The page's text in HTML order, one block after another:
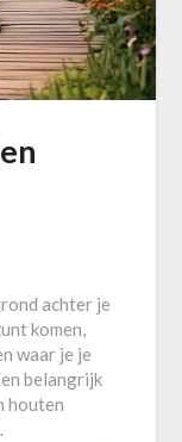
achter je
komen,
waar je je
belangrijk
houten